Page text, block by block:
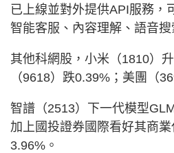
已上線並對外提供API服務，
智能客服、內容理解、語音搜
其他科網股，小米（1810）
（9618）跌0.39%；美團（
智譜（2513）下一代模型
加上國投證券國際看好其商
3.96%。